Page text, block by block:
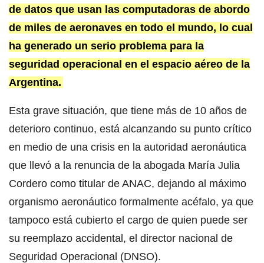
de datos que usan las computadoras de abordo
de miles de aeronaves en todo el mundo, lo cual
ha generado un serio problema para la
seguridad operacional en el espacio aéreo de la
Argentina.
Esta grave situación, que tiene más de 10 años de
deterioro continuo, está alcanzando su punto crítico
en medio de una crisis en la autoridad aeronáutica
que llevó a la renuncia de la abogada María Julia
Cordero como titular de ANAC, dejando al máximo
organismo aeronáutico formalmente acéfalo, ya que
tampoco está cubierto el cargo de quien puede ser
su reemplazo accidental, el director nacional de
Seguridad Operacional (DNSO).